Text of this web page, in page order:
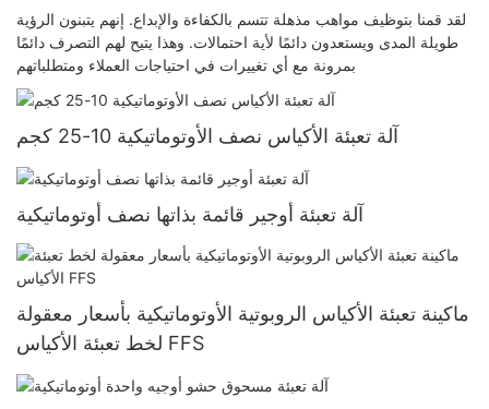
لقد قمنا بتوظيف مواهب مذهلة تتسم بالكفاءة والإبداع. إنهم يتبنون الرؤية
طويلة المدى ويستعدون دائمًا لأية احتمالات. وهذا يتيح لهم التصرف دائمًا
بمرونة مع أي تغييرات في احتياجات العملاء ومتطلباتهم
آلة تعبئة الأكياس نصف الأوتوماتيكية 10-25 كجم
آلة تعبئة أوجير قائمة بذاتها نصف أوتوماتيكية
ماكينة تعبئة الأكياس الروبوتية الأوتوماتيكية بأسعار معقولة
لخط تعبئة الأكياس FFS